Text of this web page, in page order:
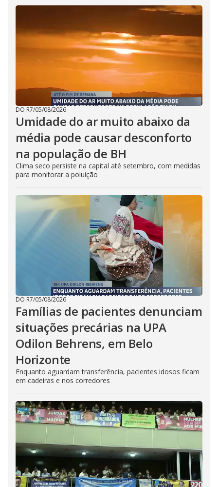
DO R7/05/08/2026
Umidade do ar muito abaixo da
média pode causar desconforto
na população de BH
Clima seco persiste na capital até setembro, com medidas
para monitorar a poluição
DO R7/05/08/2026
Famílias de pacientes denunciam
situações precárias na UPA
Odilon Behrens, em Belo
Horizonte
Enquanto aguardam transferência, pacientes idosos ficam
em cadeiras e nos corredores